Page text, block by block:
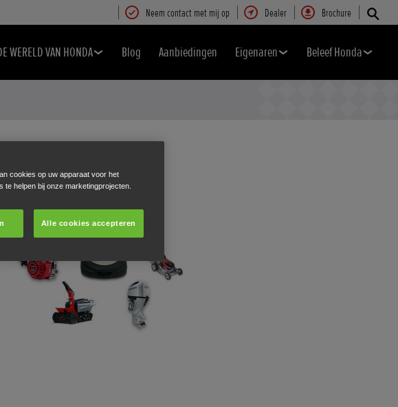
Neem contact met mij op Dealer Brochure
WERELD VAN HONDA Blog Aanbiedingen Eigenaren Beleef Honda
cookies op uw apparaat voor het
helpen bij onze marketingprojecten.
Alle cookies accepteren